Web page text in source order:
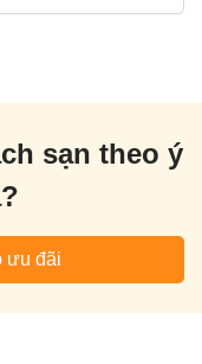
sạn theo ý
ưu đãi